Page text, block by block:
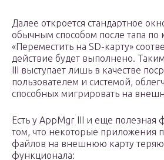
Далее откроется стандартное
обычным способом после тапа по
«Переместить на SD-карту»
действие будет выполнено.
III выступает лишь в качестве
пользователем и системой,
способных мигрировать на
Есть у AppMgr III и еще полезная
том, что некоторые приложения
файлов на внешнюю карту теряют
функционала: